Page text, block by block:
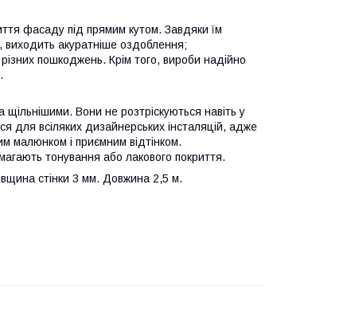
фасаду під прямим кутом. Завдяки їм
виходить акуратніше оздоблення;
пошкоджень. Крім того, вироби надійно
щільнішими. Вони не розтріскуються навіть у
для всіляких дизайнерських інсталяцій, адже
малюнком і приємним відтінком.
тонування або лакового покриття.
стінки 3 мм. Довжина 2,5 м.